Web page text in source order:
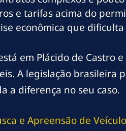
e tarifas acima do
econômica que
em Plácido de Castro
A legislação brasileira
a diferença no seu caso.
e Apreensão de